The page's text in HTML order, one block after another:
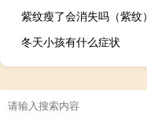
紫纹瘦了会消失吗（紫纹）
冬天小孩有什么症状